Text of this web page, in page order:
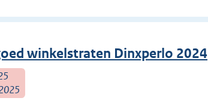
winkelstraten Dinxperlo 2024